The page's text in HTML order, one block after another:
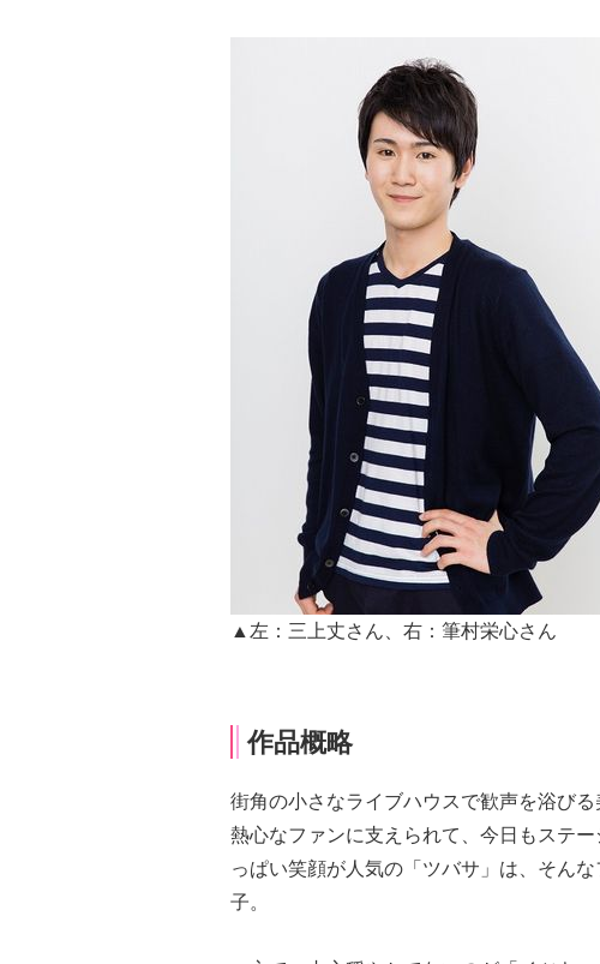
▲左：三上丈さん、右：筆村栄心さん
作品概略
街角の小さなライブハウスで歓声を浴び
熱心なファンに支えられて、今日もステ
っぱい笑顔が人気の「ツバサ」は、そん
子。